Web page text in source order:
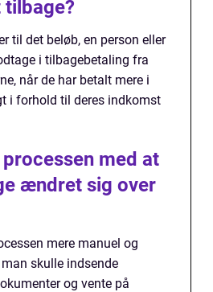
tilbage?
til det beløb, en person eller
i tilbagebetaling fra
når de har betalt mere i
i forhold til deres indkomst
med at
ændret sig over
mere manuel og
skulle indsende
og vente på